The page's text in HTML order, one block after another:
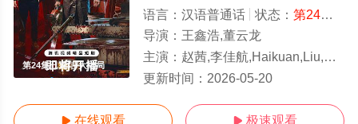
第24集已完结/大结局
语言： 汉语普通话 状态： 第24集已完结
导演： 王鑫浩,董云龙
主演： 赵茜,李佳航,Haikuan,Liu,吕钊,陈少熙,赵小童,刘卓杰,王与歌
更新时间： 2026-05-20
 在线观看  极速观看